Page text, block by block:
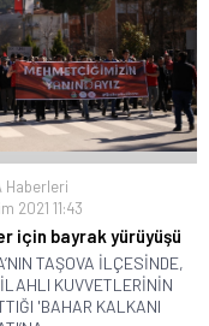
Haberleri
2021 11:43
için bayrak yürüyüşü
TAŞOVA İLÇESİNDE,
KUVVETLERİNİN
'BAHAR KALKANI